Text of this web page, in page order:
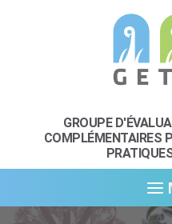
GROUPE
COMPLÉMENTAIRES